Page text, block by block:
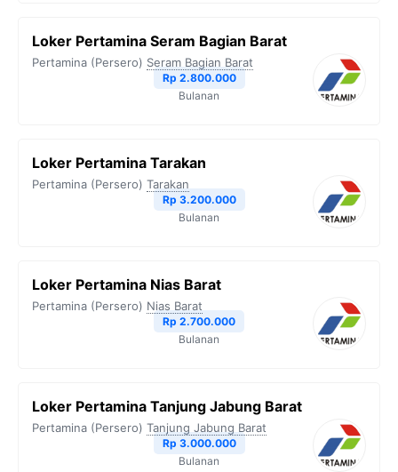
Loker Pertamina Seram Bagian Barat
Pertamina (Persero) Seram Bagian Barat
Rp 2.800.000
Bulanan
Loker Pertamina Tarakan
Pertamina (Persero) Tarakan
Rp 3.200.000
Bulanan
Loker Pertamina Nias Barat
Pertamina (Persero) Nias Barat
Rp 2.700.000
Bulanan
Loker Pertamina Tanjung Jabung Barat
Pertamina (Persero) Tanjung Jabung Barat
Rp 3.000.000
Bulanan